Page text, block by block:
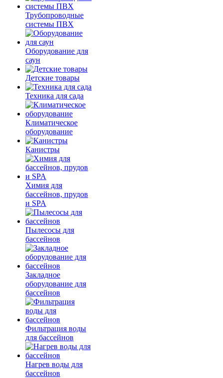
Трубопроводные
системы ПВХ
Оборудование для
саун
Детские товары
Техника для сада
Климатическое
оборудование
Канистры
Химия для
бассейнов, прудов
и SPA
Пылесосы для
бассейнов
Закладное
оборудование для
бассейнов
Фильтрация воды
для бассейнов
Нагрев воды для
бассейнов